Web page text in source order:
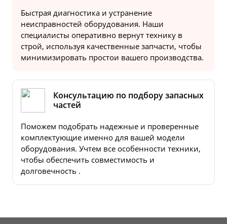
Быстрая диагностика и устранение
неисправностей оборудования. Наши
специалисты оперативно вернут технику в
строй, используя качественные запчасти, чтобы
минимизировать простои вашего производства.
Консультацию по подбору запасных
частей
Поможем подобрать надежные и проверенные
комплектующие именно для вашей модели
оборудования. Учтем все особенности техники,
чтобы обеспечить совместимость и
долговечность .